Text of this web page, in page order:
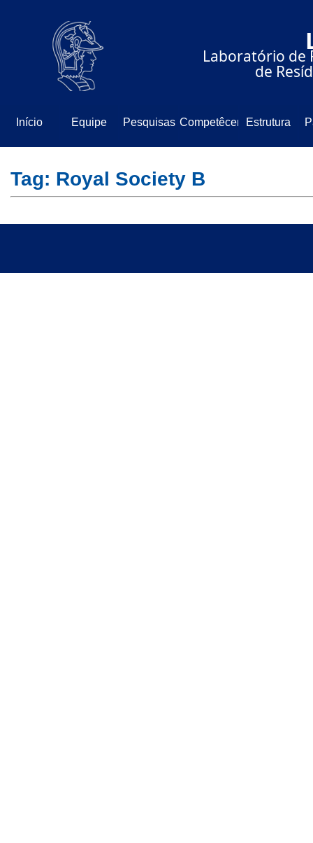
⠀⠀⠀⠀Laboratório de
⠀⠀⠀⠀⠀⠀⠀⠀⠀de
Início Equipe Pesquisas CompetêcenciaEstrutura
Tag: Royal Society B